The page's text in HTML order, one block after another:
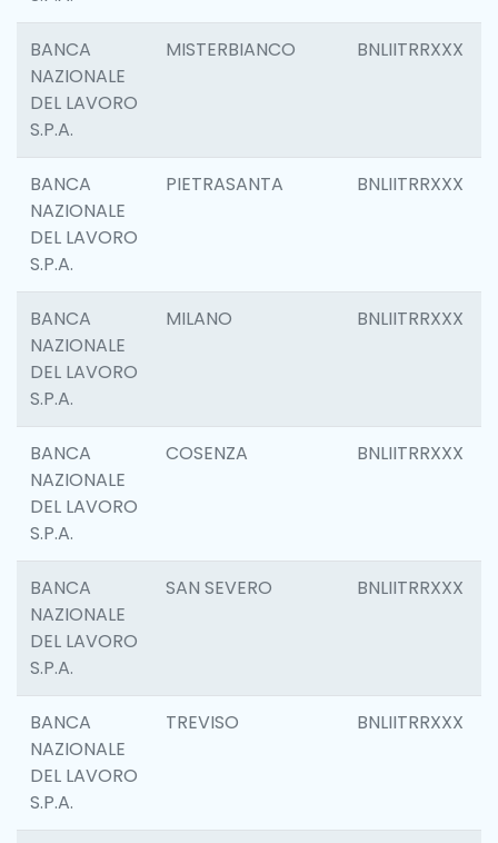
BANCA
NAZIONALE
DEL LAVORO
S.P.A.
MISTERBIANCO BNLIITRRXXX
BANCA
NAZIONALE
DEL LAVORO
S.P.A.
PIETRASANTA BNLIITRRXXX
BANCA
NAZIONALE
DEL LAVORO
S.P.A.
MILANO BNLIITRRXXX
BANCA
NAZIONALE
DEL LAVORO
S.P.A.
COSENZA BNLIITRRXXX
BANCA
NAZIONALE
DEL LAVORO
S.P.A.
SAN SEVERO BNLIITRRXXX
BANCA
NAZIONALE
DEL LAVORO
S.P.A.
TREVISO BNLIITRRXXX